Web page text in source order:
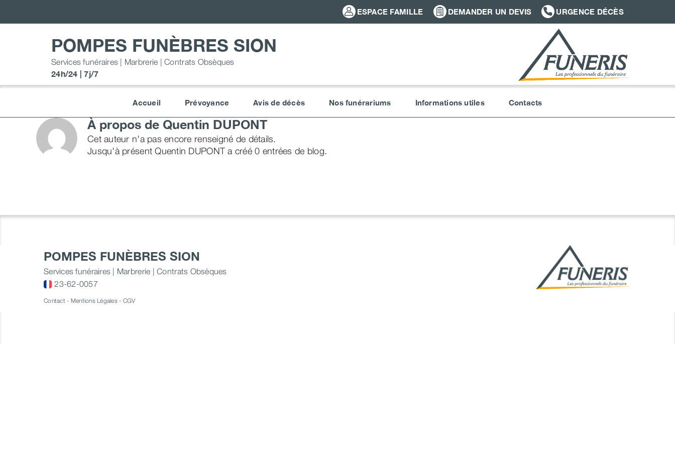
ESPACE FAMILLE DEMANDER UN DEVIS URGENCE DÉCÈS
POMPES FUNÈBRES SION
Services funéraires | Marbrerie | Contrats Obsèques
24h/24 | 7j/7
Accueil Prévoyance Avis de décès Nos funérariums Informations utiles Contacts
À propos de Quentin DUPONT
Cet auteur n'a pas encore renseigné de détails.
Jusqu'à présent Quentin DUPONT a créé 0 entrées de blog.
POMPES FUNÈBRES SION
Services funéraires | Marbrerie | Contrats Obsèques
23-62-0057
Contact - Mentions Légales - CGV